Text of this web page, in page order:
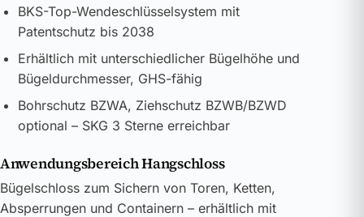
BKS-Top-Wendeschlüsselsystem mit
Patentschutz bis 2038
Erhältlich mit unterschiedlicher Bügelhöhe und
Bügeldurchmesser, GHS-fähig
Bohrschutz BZWA, Ziehschutz BZWB/BZWD
optional – SKG 3 Sterne erreichbar
Anwendungsbereich Hangschloss
Bügelschloss zum Sichern von Toren, Ketten,
Absperrungen und Containern – erhältlich mit